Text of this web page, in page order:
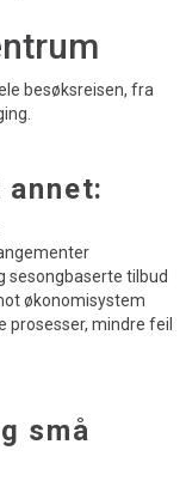
besøksreisen, fra
sesongbaserte tilbud
økonomisystem
mindre feil
små